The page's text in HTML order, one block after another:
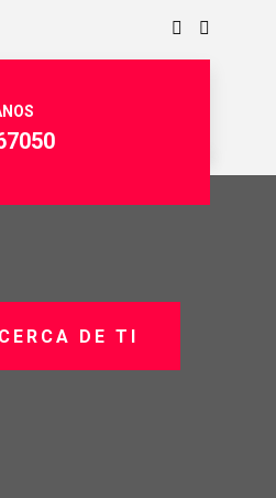
CERCA DE TI